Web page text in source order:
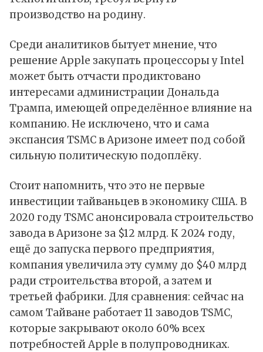
производство на родину.
Среди аналитиков бытует мнение, что
решение Apple закупать процессоры у Intel
может быть отчасти продиктовано
интересами администрации Дональда
Трампа, имеющей определённое влияние на
компанию. Не исключено, что и сама
экспансия TSMC в Аризоне имеет под собой
сильную политическую подоплёку.
Стоит напомнить, что это не первые
инвестиции тайваньцев в экономику США. В
2020 году TSMC анонсировала строительство
завода в Аризоне за $12 млрд. К 2024 году,
ещё до запуска первого предприятия,
компания увеличила эту сумму до $40 млрд
ради строительства второй, а затем и
третьей фабрики. Для сравнения: сейчас на
самом Тайване работает 11 заводов TSMC,
которые закрывают около 60% всех
потребностей Apple в полупроводниках.